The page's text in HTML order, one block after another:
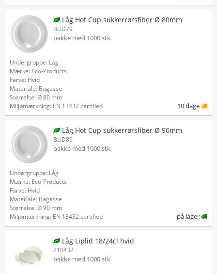
Låg Hot Cup sukkerrørsfiber Ø 80mm
BLID79
pakke med 1000 stk
Undergruppe: Låg
Mærke: Eco-Products
Farve: Hvid
Materiale: Bagasse
Størrelse: Ø 80 mm
Miljømærkning: EN 13432 certified
10 dage
Låg Hot Cup sukkerrørsfiber Ø 90mm
BLID89
pakke med 1000 stk
Undergruppe: Låg
Mærke: Eco-Products
Farve: Hvid
Materiale: Bagasse
Størrelse: Ø 90 mm
Miljømærkning: EN 13432 certified
på lager
Låg Liplid 18/24cl hvid
210432
pakke med 1000 stk